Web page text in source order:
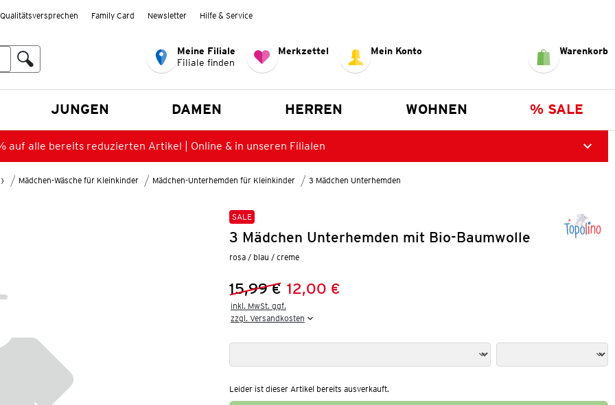
Qualitätsversprechen Family Card Newsletter Hilfe & Service
Meine Filiale
Filiale finden
Merkzettel Mein Konto Warenkorb
JUNGEN DAMEN HERREN WOHNEN % SALE
auf alle bereits reduzierten Artikel | Online & in unseren Filialen
Mädchen-Wäsche für Kleinkinder Mädchen-Unterhemden für Kleinkinder 3 Mädchen Unterhemden
SALE
3 Mädchen Unterhemden mit Bio-Baumwolle
rosa / blau / creme
Vorheriger Preis:
15,99 €
Neuer Preis:12,00 €
inkl. MwSt. ggf.
zzgl. Versandkosten
Leider ist dieser Artikel bereits ausverkauft.